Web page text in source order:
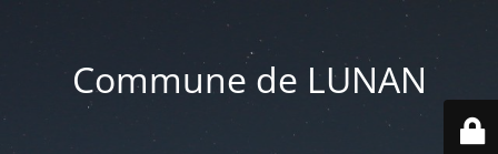
Commune de LUNAN